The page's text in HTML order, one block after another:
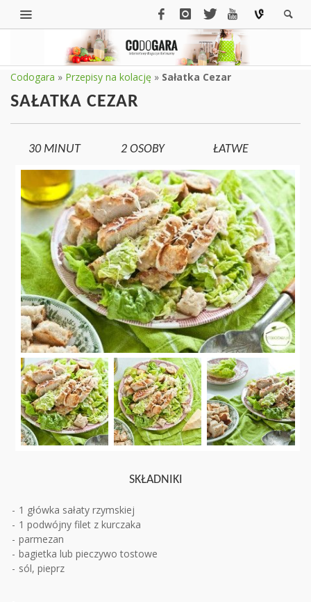
Codogara » Przepisy na kolację » Sałatka Cezar
SAŁATKA CEZAR
30 MINUT 2 OSOBY ŁATWE
SKŁADNIKI
1 główka sałaty rzymskiej
1 podwójny filet z kurczaka
parmezan
bagietka lub pieczywo tostowe
sól, pieprz